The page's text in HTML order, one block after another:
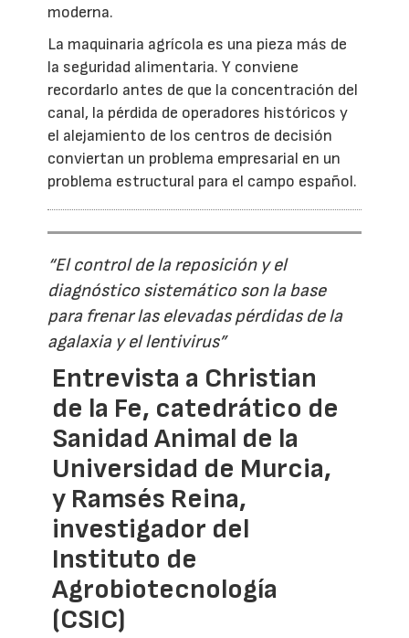
moderna.
La maquinaria agrícola es una pieza más de
la seguridad alimentaria. Y conviene
recordarlo antes de que la concentración del
canal, la pérdida de operadores históricos y
el alejamiento de los centros de decisión
conviertan un problema empresarial en un
problema estructural para el campo español.
“El control de la reposición y el
diagnóstico sistemático son la base
para frenar las elevadas pérdidas de la
agalaxia y el lentivirus”
Entrevista a Christian
de la Fe, catedrático de
Sanidad Animal de la
Universidad de Murcia,
y Ramsés Reina,
investigador del
Instituto de
Agrobiotecnología
(CSIC)